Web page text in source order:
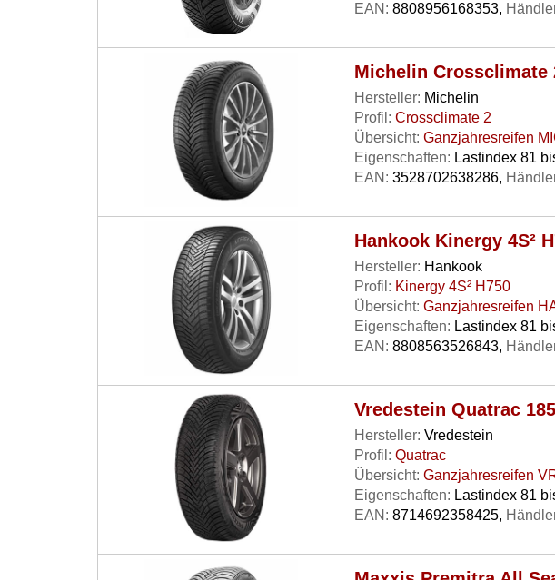
EAN: 8808956168353,
Michelin Crossclimate
Hersteller: Michelin
Profil: Crossclimate 2
Übersicht: Ganzjahresreifen
Eigenschaften: Lastindex 81
EAN: 3528702638286,
Hankook Kinergy 4S²
Hersteller: Hankook
Profil: Kinergy 4S² H750
Übersicht: Ganzjahresreifen
Eigenschaften: Lastindex 81
EAN: 8808563526843,
Vredestein Quatrac
Hersteller: Vredestein
Profil: Quatrac
Übersicht: Ganzjahresreifen
Eigenschaften: Lastindex 81
EAN: 8714692358425,